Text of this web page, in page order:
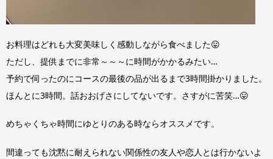
お料理はどれも大変美味しく感動しながら食べました😛
ただし、提供までに非常～～～に時間がかかるみたい…
予約で伺ったのにコースの最後の品が出るまで3時間掛かりました。
ほんとに3時間。話おおげさにしてないです。さすがに苦笑…😛
めちゃくちゃ時間にゆとりのある時ならオススメです。
間違っても沈黙に耐えられない関係性の友人や恋人とは行かないよ